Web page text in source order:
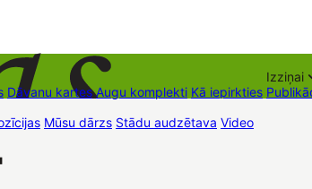
Dāvanu kartes Augu komplekti Kā iepirkties
Izziņai
Mūsu dārzs Stādu audzētava Video